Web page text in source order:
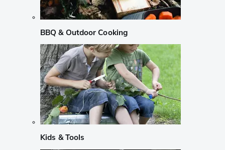
BBQ & Outdoor Cooking
Kids & Tools